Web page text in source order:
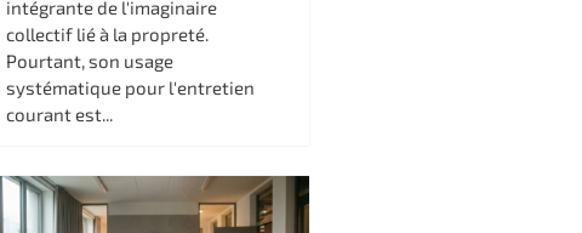
intégrante de l'imaginaire
collectif lié à la propreté.
Pourtant, son usage
systématique pour l'entretien
courant est...